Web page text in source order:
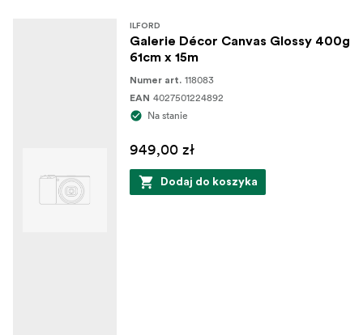
ILFORD
Galerie Décor Canvas Glossy 400g
61cm x 15m
Numer art. 118083
EAN 4027501224892
Na stanie
949,00 zł
Dodaj do koszyka